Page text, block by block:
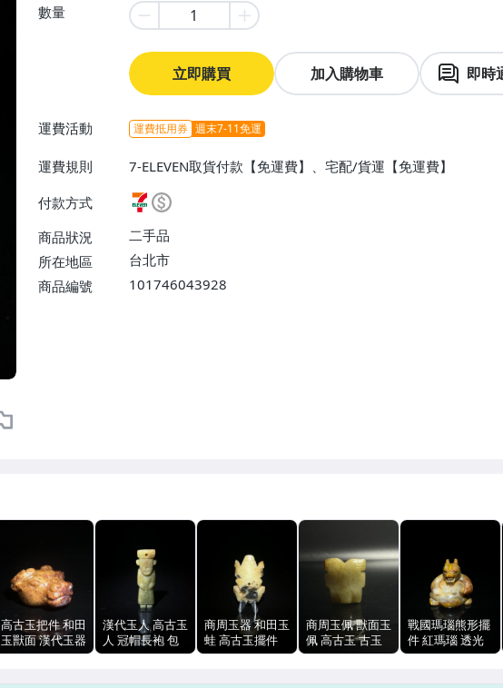
數量
立即購買 加入購物車 即時
運費活動 運費抵用券 週末7-11免運
運費規則
7-ELEVEN取貨付款【免運費】、宅配/貨運【免運費】
付款方式
商品狀況
二手品
所在地區
台北市
商品編號
101746043928
高古玉把件 和田
玉獸面 漢代玉器
透光沁色包漿
漢代玉人 高古玉
人 冠帽長袍 包
漿透光 玉質溫潤
商周玉器 和田玉
蛙 高古玉擺件
自然沁色 包漿
商周玉佩 獸面玉
佩 高古玉 古玉
配件 帶穿孔 紋
戰國瑪瑙熊形擺
件 紅瑪瑙 透光
無裂 67g